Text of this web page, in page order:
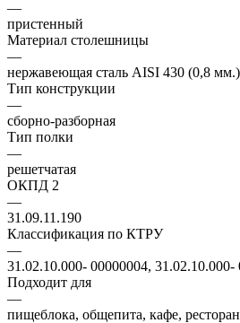
—
пристенный
Материал столешницы
—
нержавеющая сталь AISI 430 (0,8 мм.)
Тип конструкции
—
сборно-разборная
Тип полки
—
решетчатая
ОКПД 2
—
31.09.11.190
Классификация по КТРУ
—
31.02.10.000- 00000004, 31.02.10.000-
Подходит для
—
пищеблока, общепита, кафе,